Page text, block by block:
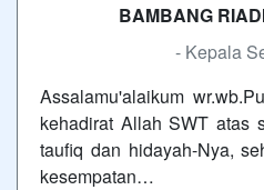
BAMBANG
- Kepala
Assalamu'alaikum
kehadirat Allah SWT atas
taufiq dan hidayah-Nya,
kesempatan…